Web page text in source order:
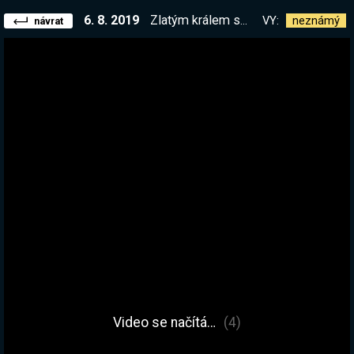
návrat 6. 8. 2019 Zlatým králem se stal d01n, dneska jdeme kopat zlato, snad to bude vážne FOJN, a stát to bude za to :D Pamatujete ještě básničky?:D VY: neznámý
Video se načítá… (4)